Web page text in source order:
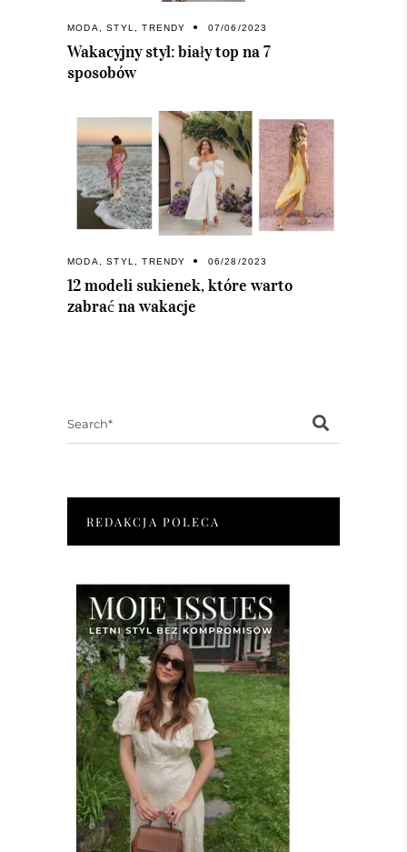
MODA ,STYL ,TRENDY 07/06/2023
Wakacyjny styl: biały top na 7
sposobów
MODA,STYL,TRENDY 06/28/2023
12 modeli sukienek, które warto
zabrać na wakacje
REDAKCJA POLECA